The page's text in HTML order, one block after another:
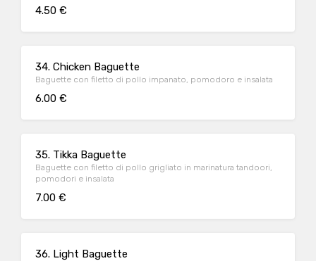
4.50 €
34. Chicken Baguette
Baguette con filetto di pollo impanato, pomodoro e insalata
6.00 €
35. Tikka Baguette
Baguette con filetto di pollo grigliato in marinatura tandoori,
pomodori e insalata
7.00 €
36. Light Baguette